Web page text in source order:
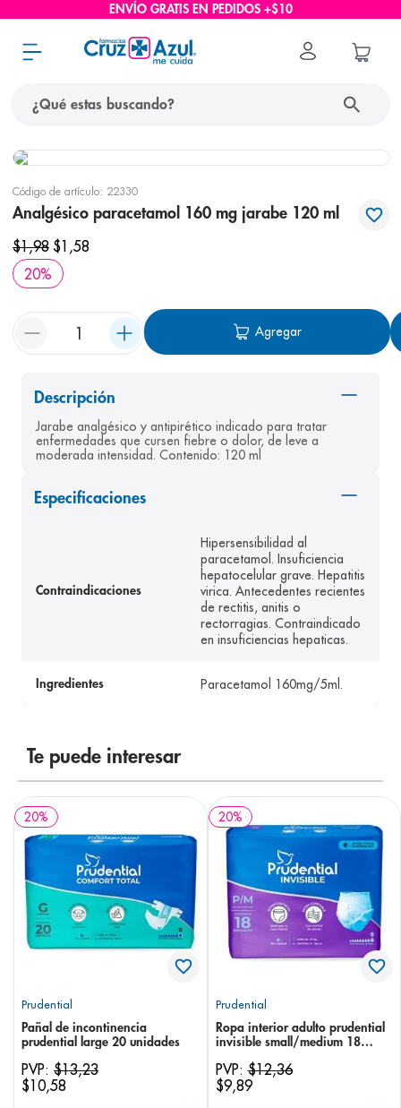
ENVÍO GRATIS EN PEDIDOS +$10
Código de artículo: 22330
Analgésico paracetamol 160 mg jarabe 120 ml
$1,98 $1 ,58
20%
Agregar
Descripción
Jarabe analgésico y antipirético indicado para tratar
enfermedades que cursen fiebre o dolor, de leve a
moderada intensidad. Contenido: 120 ml
Especificaciones
Contraindicaciones
Hipersensibilidad al
paracetamol. Insuficiencia
hepatocelular grave. Hepatitis
virica. Antecedentes recientes
de rectitis, anitis o
rectorragias. Contraindicado
en insuficiencias hepaticas.
Ingredientes Paracetamol 160mg/5ml.
Te puede interesar
20%
Prudential
Pañal de incontinencia
prudential large 20 unidades
PVP: $13,23
$10,58
20%
Prudential
Ropa interior adulto prudential
invisible small/medium 18
PVP:$12,36
$9,89
términos más buscados
1
3. eucerin
nivea
6. bioderma
7 shampoo
8. desodorante
9. pediasure